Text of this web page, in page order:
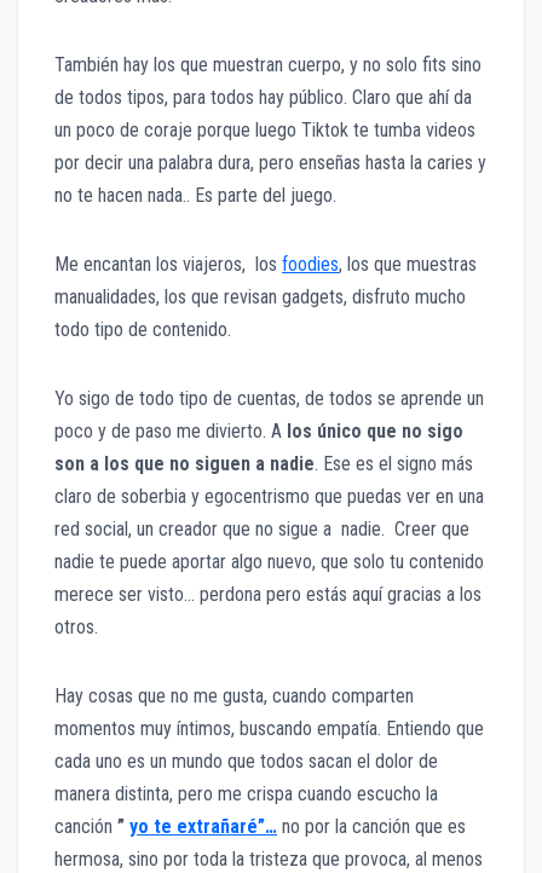
También hay los que muestran cuerpo, y no solo fits sino
de todos tipos, para todos hay público. Claro que ahí da
un poco de coraje porque luego Tiktok te tumba videos
por decir una palabra dura, pero enseñas hasta la caries y
no te hacen nada.. Es parte del juego.
Me encantan los viajeros, los foodies, los que muestras
manualidades, los que revisan gadgets, disfruto mucho
todo tipo de contenido.
Yo sigo de todo tipo de cuentas, de todos se aprende un
poco y de paso me divierto. A los único que no sigo
son a los que no siguen a nadie. Ese es el signo más
claro de soberbia y egocentrismo que puedas ver en una
red social, un creador que no sigue a nadie. Creer que
nadie te puede aportar algo nuevo, que solo tu contenido
merece ser visto… perdona pero estás aquí gracias a los
otros.
Hay cosas que no me gusta, cuando comparten
momentos muy íntimos, buscando empatía. Entiendo que
cada uno es un mundo que todos sacan el dolor de
manera distinta, pero me crispa cuando escucho la
canción ” yo te extrañaré”… no por la canción que es
hermosa, sino por toda la tristeza que provoca, al menos